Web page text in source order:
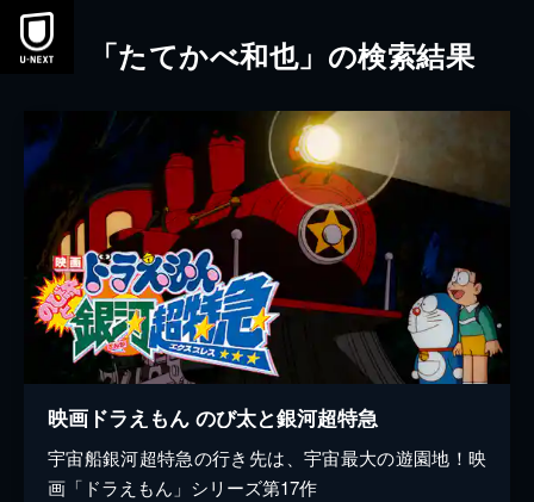
本文へスキップ
「たてかべ和也」の検索結果
映画ドラえもん のび太と銀河超特急
宇宙船銀河超特急の行き先は、宇宙最大の遊園地！映
画「ドラえもん」シリーズ第17作